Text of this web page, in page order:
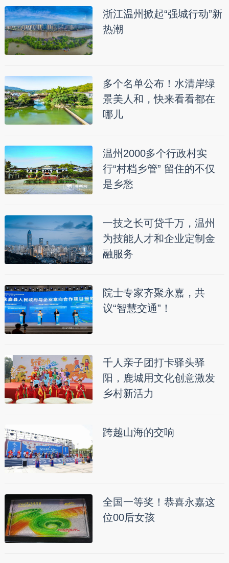
浙江温州掀起“强城行动”新
热潮
多个名单公布！水清岸绿
景美人和，快来看看都在
哪儿
温州2000多个行政村实
行“村档乡管” 留住的不仅
是乡愁
一技之长可贷千万，温州
为技能人才和企业定制金
融服务
院士专家齐聚永嘉，共
议“智慧交通”！
千人亲子团打卡驿头驿
阳，鹿城用文化创意激发
乡村新活力
跨越山海的交响
全国一等奖！恭喜永嘉这
位00后女孩